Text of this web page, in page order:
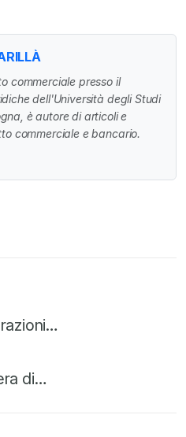
commerciale presso il
dell'Università degli Studi
è autore di articoli e
commerciale e bancario.
di…